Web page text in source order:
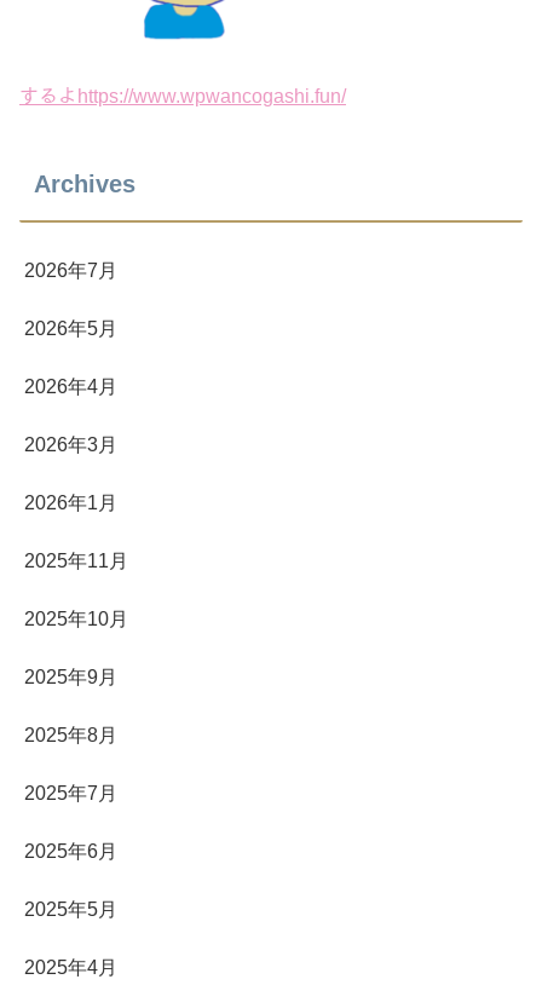
するよhttps://www.wpwancogashi.fun/
Archives
2026年7月
2026年5月
2026年4月
2026年3月
2026年1月
2025年11月
2025年10月
2025年9月
2025年8月
2025年7月
2025年6月
2025年5月
2025年4月